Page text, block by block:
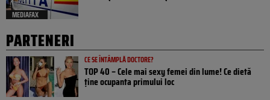
MEDIAFAX
PARTENERI
CE SE ÎNTÂMPLĂ DOCTORE?
TOP 40 – Cele mai sexy femei din lume! Ce dietă
ține ocupanta primului loc